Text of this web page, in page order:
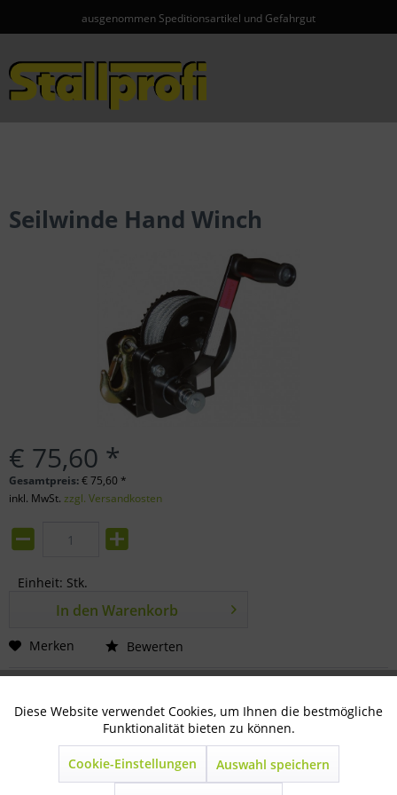
ausgenommen Speditionsartikel und Gefahrgut
Seilwinde Hand Winch
€ 75,60 *
Gesamtpreis:€75,60 *
inkl. MwSt. zzgl. Versandkosten
Einheit: Stk.
In den Warenkorb
Merken Bewerten
mit 20 m-Seil mit automatischer Bremse, Zugbelastung
mehr
Technisch notwendig Aktiv
Marketing Inaktiv
Diese Website verwendet Cookies, um Ihnen die bestmögliche
Funktionalität bieten zu können.
Cookie-Einstellungen Auswahl speichern